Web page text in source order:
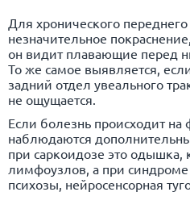
Для хронического переднего
незначительное
он видит плавающие перед
То же самое выявляется,
задний отдел увеального
не ощущается.
Если болезнь происходит на
наблюдаются
при саркоидозе это одышка,
лимфоузлов, а при
психозы, нейросенсорная